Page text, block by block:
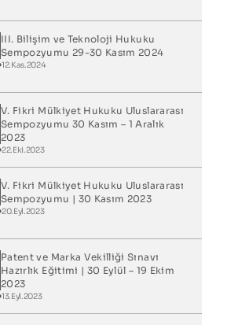
III. Bilişim ve Teknoloji Hukuku
Sempozyumu 29-30 Kasım 2024
12.Kas.2024
V. Fikri Mülkiyet Hukuku Uluslararası
Sempozyumu 30 Kasım – 1 Aralık
2023
22.Eki.2023
V. Fikri Mülkiyet Hukuku Uluslararası
Sempozyumu | 30 Kasım 2023
20.Eyl.2023
Patent ve Marka Vekilliği Sınavı
Hazırlık Eğitimi | 30 Eylül – 19 Ekim
2023
13.Eyl.2023